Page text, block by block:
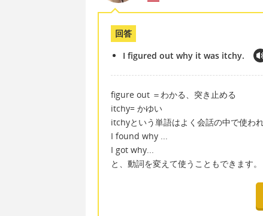
回答
I figured out why it was itchy.
figure out ＝わかる、突き止める
itchy= かゆい
itchyという単語はよく会話の中で使われ
I found why ...
I got why...
と、動詞を変えて使うこともできます。